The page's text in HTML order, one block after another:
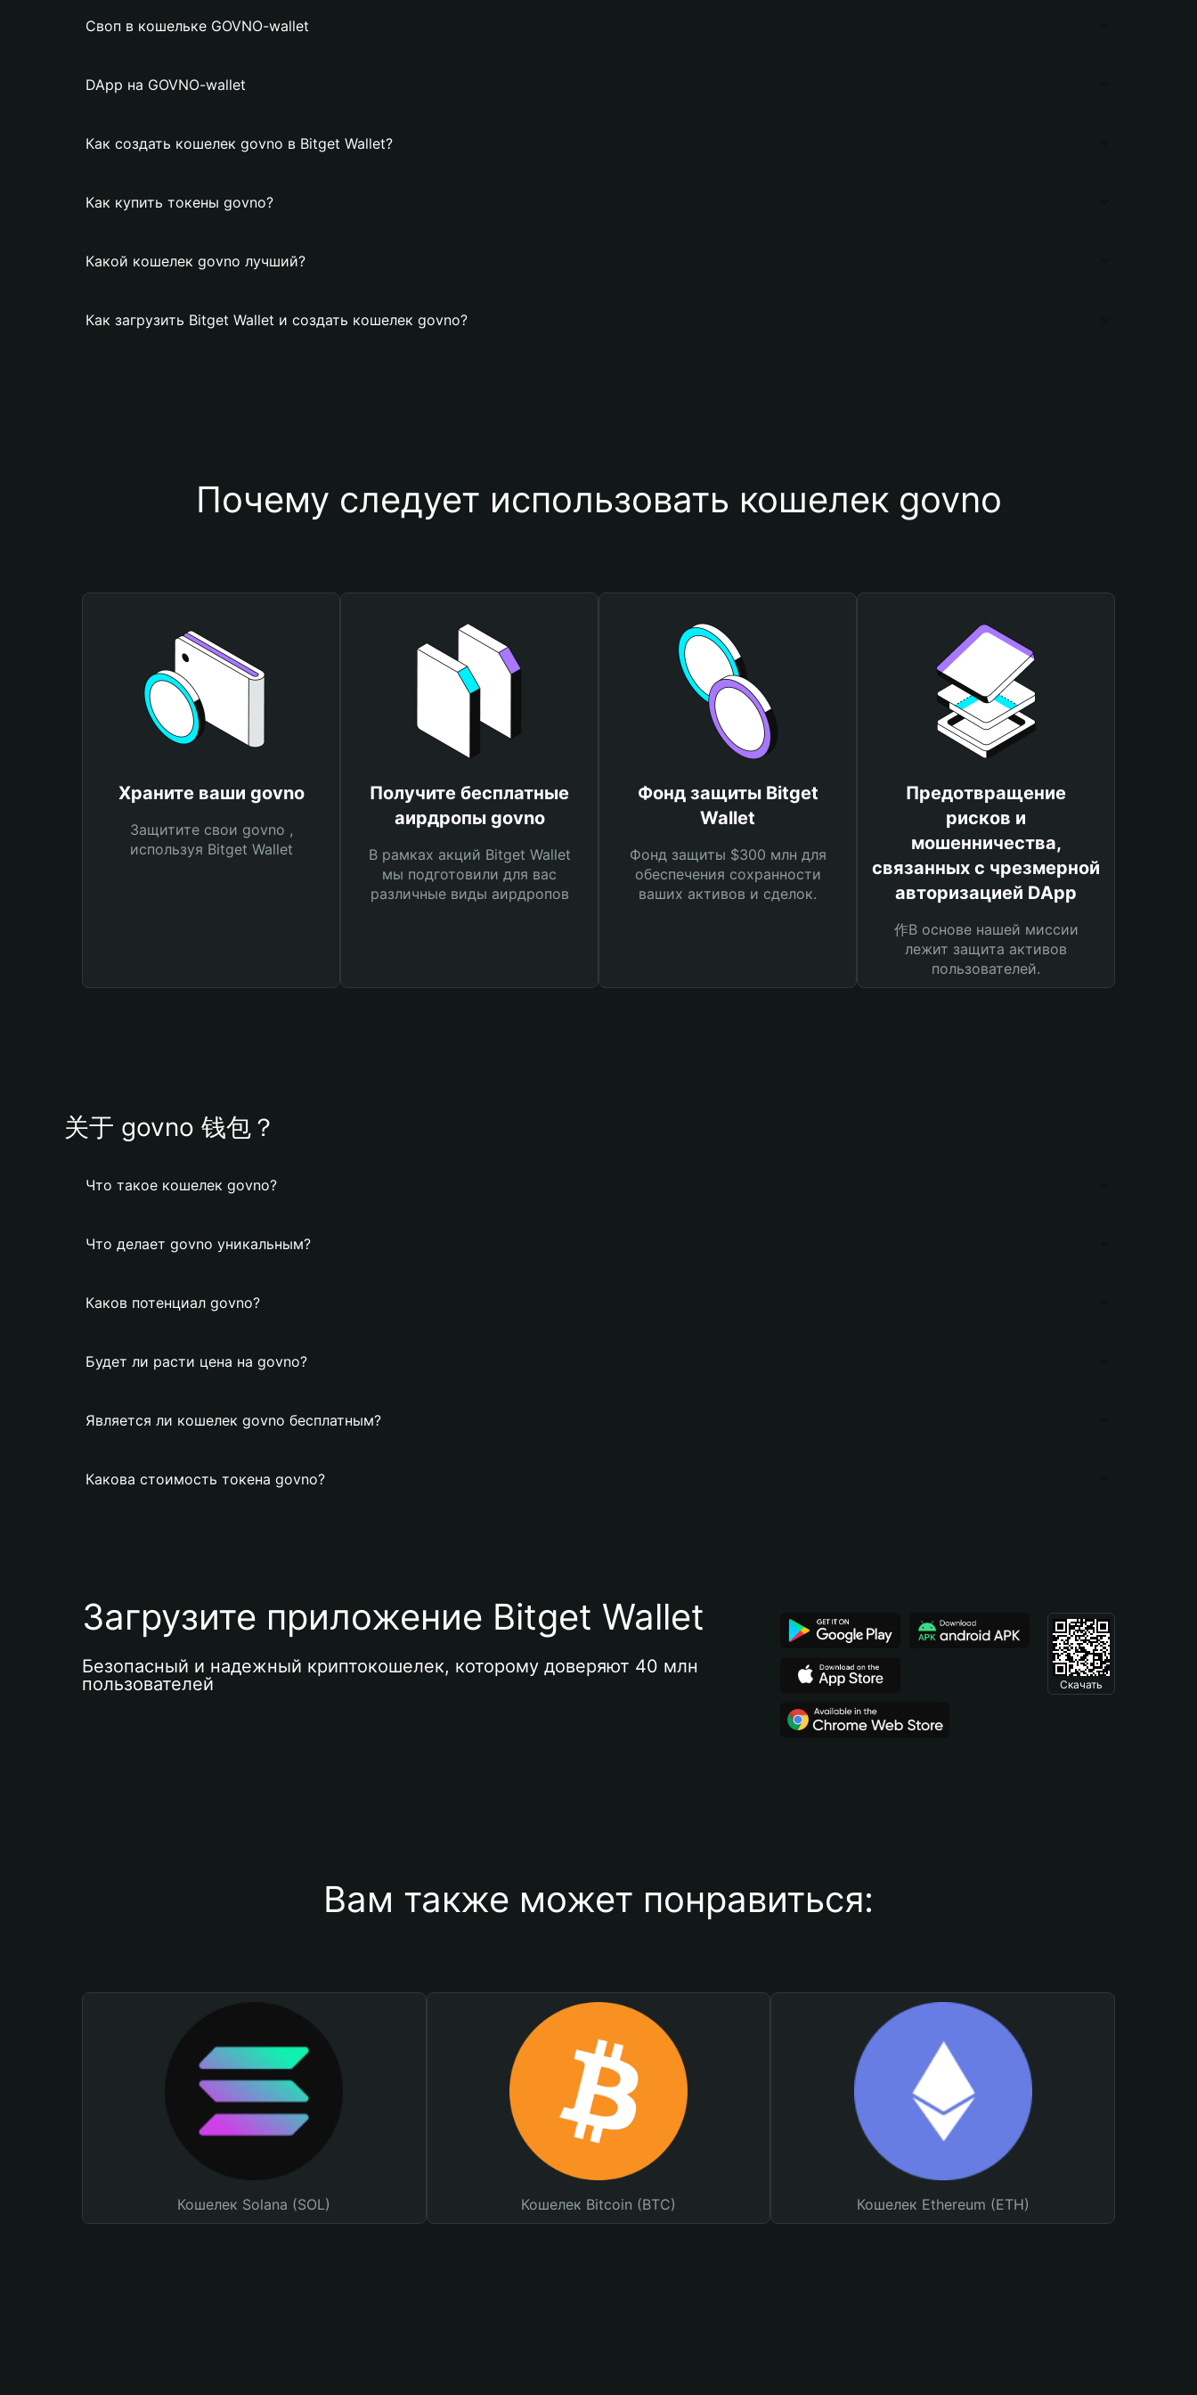
Своп в кошельке GOVNO-wallet
DApp на GOVNO-wallet
Как создать кошелек govno в Bitget Wallet?
Как купить токены govno?
Какой кошелек govno лучший?
Как загрузить Bitget Wallet и создать кошелек govno?
Почему следует использовать кошелек govno
Храните ваши govno
Защитите свои govno ,
используя Bitget Wallet
Получите бесплатные
аирдропы govno
В рамках акций Bitget Wallet
мы подготовили для вас
различные виды аирдропов
Фонд защиты Bitget
Wallet
Фонд защиты $300 млн для
обеспечения сохранности
ваших активов и сделок.
Предотвращение
рисков и
мошенничества,
связанных с чрезмерной
авторизацией DApp
作В основе нашей миссии
лежит защита активов
пользователей.
关于 govno 钱包？
Что такое кошелек govno?
Что делает govno уникальным?
Каков потенциал govno?
Будет ли расти цена на govno?
Является ли кошелек govno бесплатным?
Какова стоимость токена govno?
Загрузите приложение Bitget Wallet
Безопасный и надежный криптокошелек, которому доверяют 40 млн
пользователей
Скачать
Вам также может понравиться:
Кошелек Solana (SOL) Кошелек Bitcoin (BTC) Кошелек Ethereum (ETH)